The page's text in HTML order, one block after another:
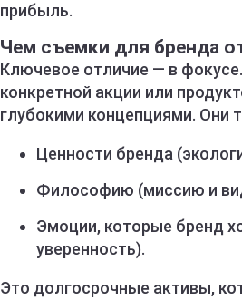
прибыль.
Чем съемки для бренда
Ключевое отличие — в
конкретной акции или
глубокими концепциями. Они
Ценности бренда
Философию (миссию и
Эмоции, которые бренд
уверенность).
Это долгосрочные активы,